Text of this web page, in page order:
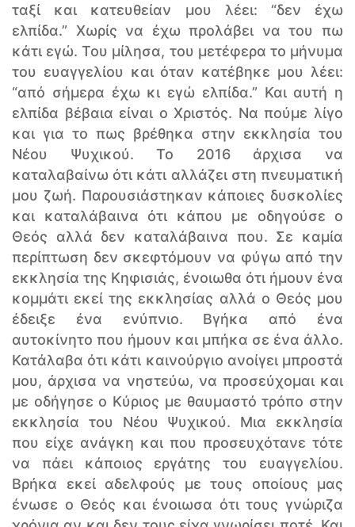
ταξί και κατευθείαν μου λέει: “δεν έχω
ελπίδα.” Χωρίς να έχω προλάβει να του πω
κάτι εγώ. Του μίλησα, του μετέφερα το μήνυμα
του ευαγγελίου και όταν κατέβηκε μου λέει:
“από σήμερα έχω κι εγώ ελπίδα.” Και αυτή η
ελπίδα βέβαια είναι ο Χριστός. Να πούμε λίγο
και για το πως βρέθηκα στην εκκλησία του
Νέου Ψυχικού. Το 2016 άρχισα να
καταλαβαίνω ότι κάτι αλλάζει στη πνευματική
μου ζωή. Παρουσιάστηκαν κάποιες δυσκολίες
και καταλάβαινα ότι κάπου με οδηγούσε ο
Θεός αλλά δεν καταλάβαινα που. Σε καμία
περίπτωση δεν σκεφτόμουν να φύγω από την
εκκλησία της Κηφισιάς, ένοιωθα ότι ήμουν ένα
κομμάτι εκεί της εκκλησίας αλλά ο Θεός μου
έδειξε ένα ενύπνιο. Βγήκα από ένα
αυτοκίνητο που ήμουν και μπήκα σε ένα άλλο.
Κατάλαβα ότι κάτι καινούργιο ανοίγει μπροστά
μου, άρχισα να νηστεύω, να προσεύχομαι και
με οδήγησε ο Κύριος με θαυμαστό τρόπο στην
εκκλησία του Νέου Ψυχικού. Μια εκκλησία
που είχε ανάγκη και που προσευχότανε τότε
να πάει κάποιος εργάτης του ευαγγελίου.
Βρήκα εκεί αδελφούς με τους οποίους μας
ένωσε ο Θεός και ένοιωσα ότι τους γνώριζα